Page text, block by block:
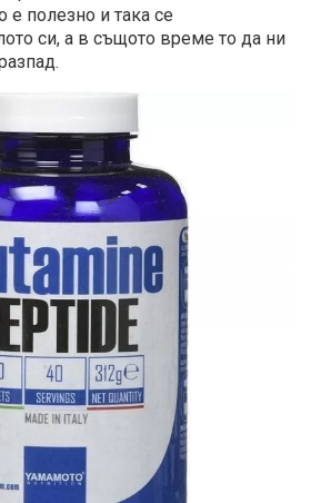
е полезно и така се
си, а в същото време то да ни